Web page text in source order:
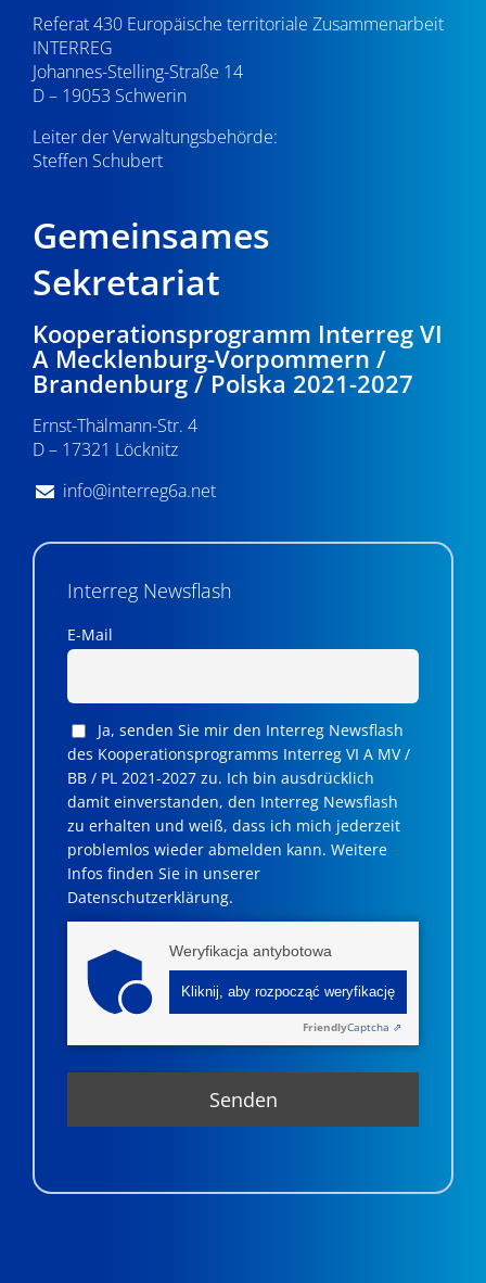
Referat 430 Europäische territoriale Zusammenarbeit
INTERREG
Johannes-Stelling-Straße 14
D – 19053 Schwerin
Leiter der Verwaltungsbehörde:
Steffen Schubert
Gemeinsames
Sekretariat
Kooperationsprogramm Interreg VI
A Mecklenburg-Vorpommern /
Brandenburg / Polska 2021-2027
Ernst-Thälmann-Str. 4
D – 17321 Löcknitz
info@interreg6a.net
Interreg Newsflash
E-Mail
Ja, senden Sie mir den Interreg Newsflash
des Kooperationsprogramms Interreg VI A MV /
BB / PL 2021-2027 zu. Ich bin ausdrücklich
damit einverstanden, den Interreg Newsflash
zu erhalten und weiß, dass ich mich jederzeit
problemlos wieder abmelden kann. Weitere
Infos finden Sie in unserer
Datenschutzerklärung.
Weryfikacja antybotowa
Kliknij, aby rozpocząć weryfikację
FriendlyCaptcha ⇗